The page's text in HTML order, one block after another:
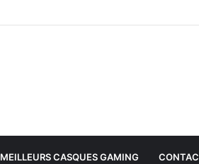
MEILLEURS CASQUES GAMING